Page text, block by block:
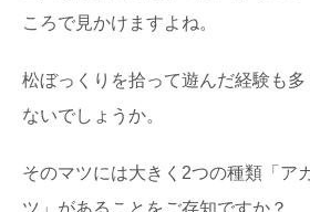
ころで見かけますよね。
松ぼっくりを拾って遊んだ経験も
ないでしょうか。
そのマツには大きく2つの種類「ア
ツ」があることをご存知ですか？